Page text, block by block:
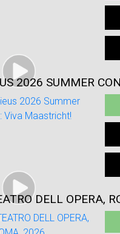
2026 SUMMER
DELL OPERA,